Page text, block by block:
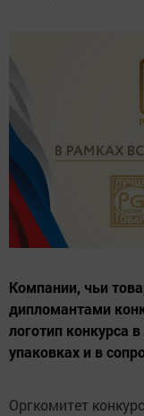
Компании, чьи
дипломантами
логотип конкурса
упаковках и в
Оргкомитет